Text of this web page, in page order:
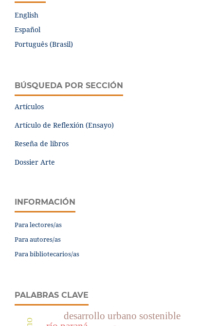
English
Español
Português (Brasil)
BÚSQUEDA POR SECCIÓN
Artículos
Artículo de Reflexión (Ensayo)
Reseña de libros
Dossier Arte
INFORMACIÓN
Para lectores/as
Para autores/as
Para bibliotecarios/as
PALABRAS CLAVE
desarrollo urbano sostenible